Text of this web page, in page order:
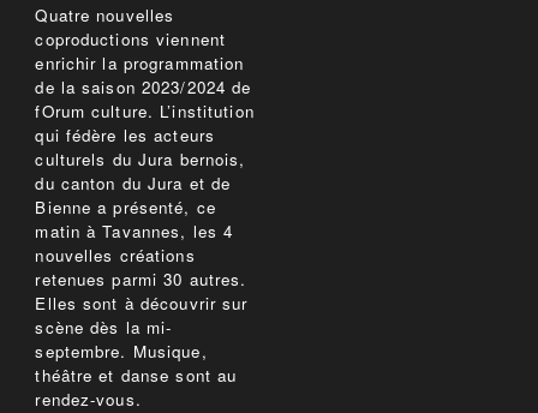
Quatre nouvelles
coproductions viennent
enrichir la programmation
de la saison 2023/2024 de
fOrum culture. L’institution
qui fédère les acteurs
culturels du Jura bernois,
du canton du Jura et de
Bienne a présenté, ce
matin à Tavannes, les 4
nouvelles créations
retenues parmi 30 autres.
Elles sont à découvrir sur
scène dès la mi-
septembre. Musique,
théâtre et danse sont au
rendez-vous.